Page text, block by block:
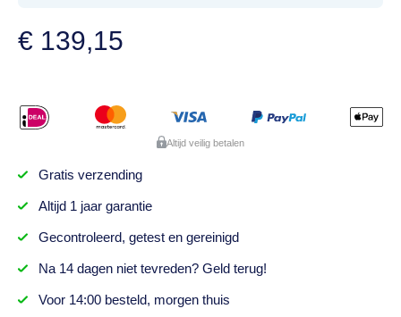
€ 139,15
Altijd veilig betalen
Gratis verzending
Altijd 1 jaargarantie
Gecontroleerd, getesten gereinigd
Na 14 dagenniet tevreden? Geld terug!
Voor 14:00 besteld, morgen thuis